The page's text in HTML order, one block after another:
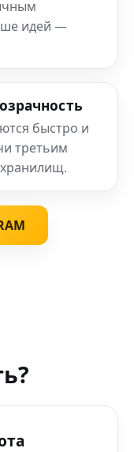
идей —
быстро и
третьим